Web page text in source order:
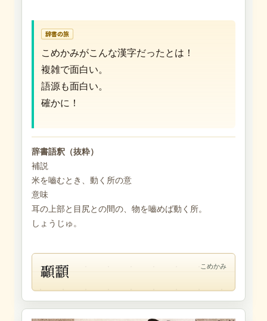
辞書の旅
こめかみがこんな漢字だったとは！
複雑で面白い。
語源も面白い。
確かに！
辞書語釈（抜粋）
補説
米を嚙むとき、動く所の意
意味
耳の上部と目尻との間の、物を嚙めば動く所。
しょうじゅ。
顳顬 こめかみ